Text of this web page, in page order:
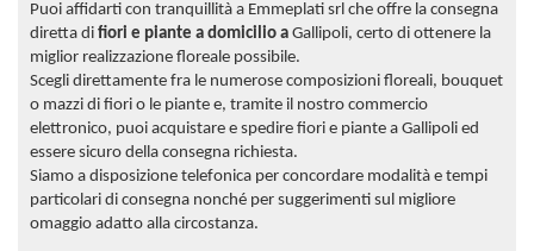
Puoi affidarti con tranquillità a Emmeplati srl che offre la consegna
diretta di fiori e piante a domicilio a Gallipoli, certo di ottenere la
miglior realizzazione floreale possibile.
Scegli direttamente fra le numerose composizioni floreali, bouquet
o mazzi di fiori o le piante e, tramite il nostro commercio
elettronico, puoi acquistare e spedire fiori e piante a Gallipoli ed
essere sicuro della consegna richiesta.
Siamo a disposizione telefonica per concordare modalità e tempi
particolari di consegna nonché per suggerimenti sul migliore
omaggio adatto alla circostanza.